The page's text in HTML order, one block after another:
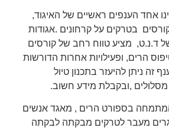
אחד הענפים ראשיים של האיגוד,
בטרקים על קרחונים .אגודות
ד.נ.ט, מציע טווח רחב של קורסים
הרים, ופעילויות אחרות הדורשות
זה ניתן להיעזר בתכנון טיול
מסלולים ,ובקבלת מידע חשוב.
בספורט הרים , מאגד אנשים
מעבר לטרקים מבקתה לבקתה